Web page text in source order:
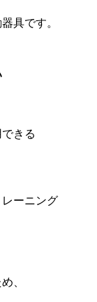
具です。
きる
レーニング
、